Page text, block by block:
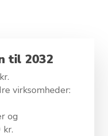
til 2032
virksomheder:
og
kr.